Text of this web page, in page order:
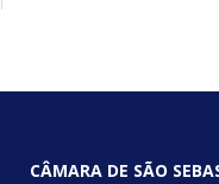
CÂMARA DE SÃO